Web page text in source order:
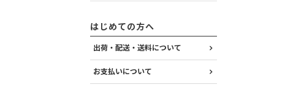
はじめての方へ
出荷・配送・送料について
お支払いについて